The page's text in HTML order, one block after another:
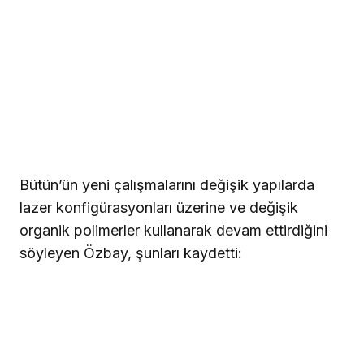
Bütün’ün yeni çalışmalarını değişik yapılarda
lazer konfigürasyonları üzerine ve değişik
organik polimerler kullanarak devam ettirdiğini
söyleyen Özbay, şunları kaydetti: